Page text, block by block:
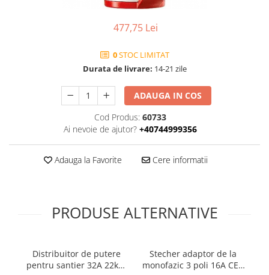
477,75 Lei
0STOC LIMITAT
Durata de livrare: 14-21 zile
ADAUGA IN COS
Cod Produs: 60733
Ai nevoie de ajutor? +40744999356
Adauga la Favorite Cere informatii
PRODUSE ALTERNATIVE
Distribuitor de putere
pentru santier 32A 22kW
Stecher adaptor de la
monofazic 3 poli 16A CEE